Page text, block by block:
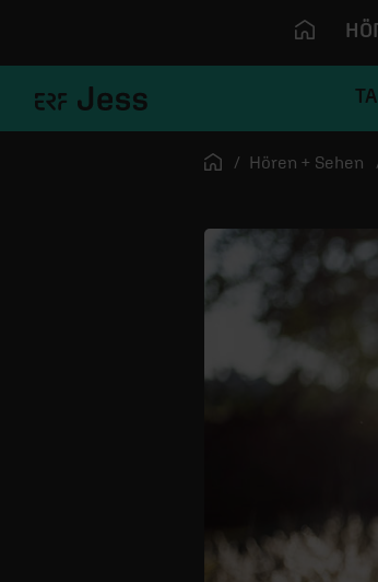
Startseite
Hören + Sehen